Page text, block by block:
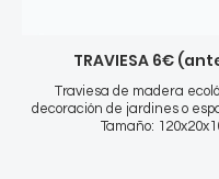
TRAVIESA 6€
Traviesa de madera
decoración de jardines o
Tamaño: